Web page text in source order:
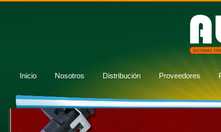
Inicio Nosotros Distribución Proveedores